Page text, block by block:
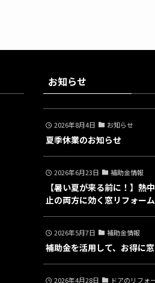
お知らせ
2026年8月4日 お知らせ
夏季休業のお知らせ
2026年6月23日 補助金情報
【暑い夏が来る前に！】熱
止の両方に効く窓リフォー
2026年5月7日 補助金情報
補助金を活用して、お得に
2026年4月28日 ドアのリフォ